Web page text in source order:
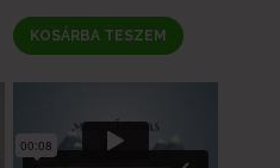
KOSÁRBA TESZEM